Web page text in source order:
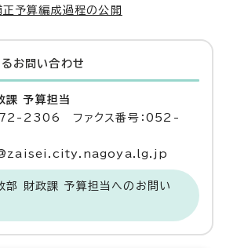
予算編成過程の公開
お問い合わせ
課 予算担当
2306 ファクス番号：052-
部 財政課 予算担当へのお問い